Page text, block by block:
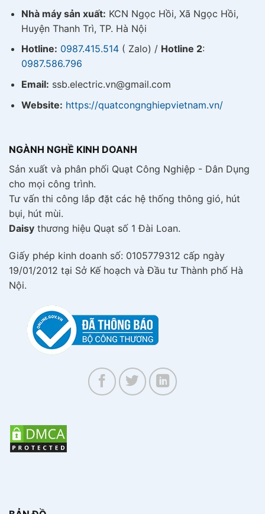
Nhà máy sản xuất: KCN Ngọc Hồi, Xã Ngọc Hồi,
Huyện Thanh Trì, TP. Hà Nội
Hotline: 0987.415.514( Zalo) / Hotline 2:
0987.586.796
Email: ssb.electric.vn@gmail.com
Website: https://quatcongnghiepvietnam.vn/
NGÀNH NGHỀ KINH DOANH
Sản xuất và phân phối Quạt Công Nghiệp - Dân Dụng
cho mọi công trình.
Tư vấn thi công lắp đặt các hệ thống thông gió, hút
bụi, hút mùi.
Daisy thương hiệu Quạt số 1 Đài Loan.
Giấy phép kinh doanh số: 0105779312 cấp ngày
19/01/2012 tại Sở Kế hoạch và Đầu tư Thành phố Hà
Nội.